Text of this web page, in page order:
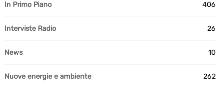
In Primo Piano 406
Interviste Radio 26
News 10
Nuove energie e ambiente 262